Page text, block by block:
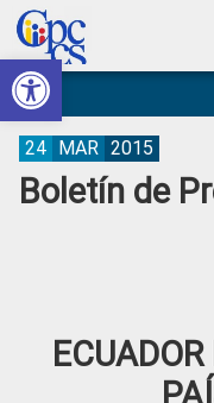
Abrir barra de
Skip
to
primary
navigation
Skip
to
main
content
Skip
to
primary
sidebar
Skip
to
footer
Consejo
de
Participación
Ciudadana
Construyendo
Poder
Ciudadano
Boletín de
24 MAR 2015